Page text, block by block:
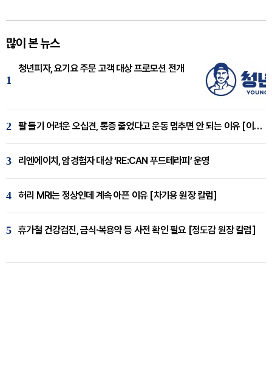
많이 본 뉴스
1
청년피자, 요기요 주문 고객 대상 프로모션 전개
2 팔 들기 어려운 오십견, 통증 줄었다고 운동 멈추면 안 되는 이유 [이병욱 원장 칼럼]
3 리엔에이치, 암경험자 대상 ‘RE:CAN 푸드테라피’ 운영
4 허리 MRI는 정상인데 계속 아픈 이유 [차기용 원장 칼럼]
5 휴가철 건강검진, 금식·복용약 등 사전 확인 필요 [정도감 원장 칼럼]